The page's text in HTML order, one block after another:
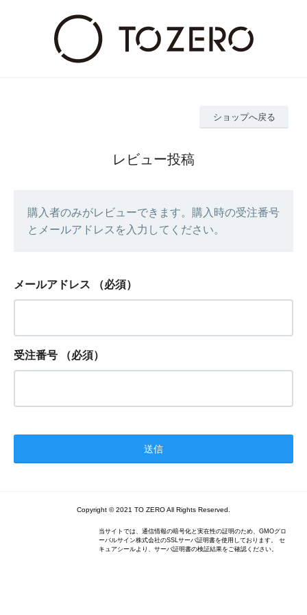
ショップへ戻る
レビュー投稿
購入者のみがレビューできます。購入時の受注番号
とメールアドレスを入力してください。
メールアドレス （必須）
受注番号 （必須）
Copyright © 2021 TO ZERO All Rights Reserved.
当サイトでは、通信情報の暗号化と実在性の証明のため、GMOグロ
ーバルサイン株式会社のSSLサーバ証明書を使用しております。 セ
キュアシールより、サーバ証明書の検証結果をご確認ください。